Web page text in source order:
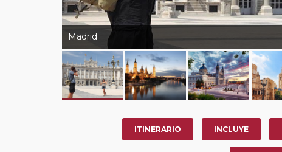
Madrid
ITINERARIO INCLUYE